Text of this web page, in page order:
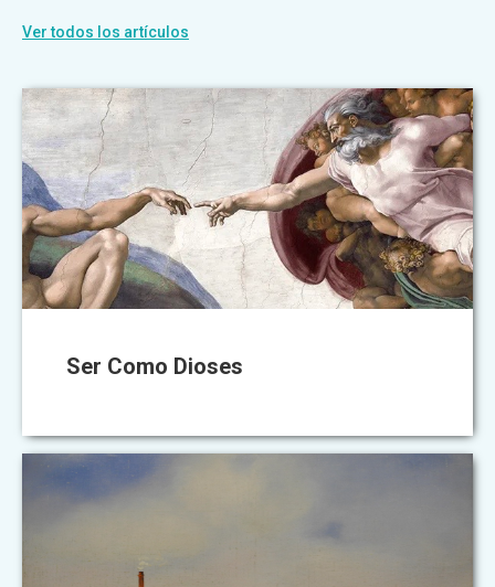
Ver todos los artículos
Ser Como Dioses